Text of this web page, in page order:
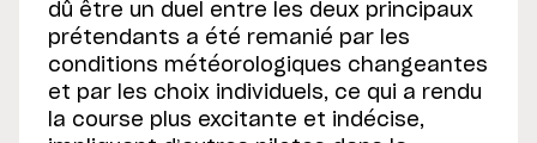
dû être un duel entre les deux principaux
prétendants a été remanié par les
conditions météorologiques changeantes
et par les choix individuels, ce qui a rendu
la course plus excitante et indécise,